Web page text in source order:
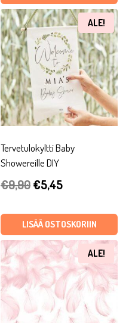
€13,90.€7,65.
ALE!
Tervetulokyltti Baby
Showereille DIY
€9,90Alkuperäinen
oli:
€9,90.
€5,45Nykyinen
on:
€5,45.
LISÄÄ OSTOSKORIIN
ALE!